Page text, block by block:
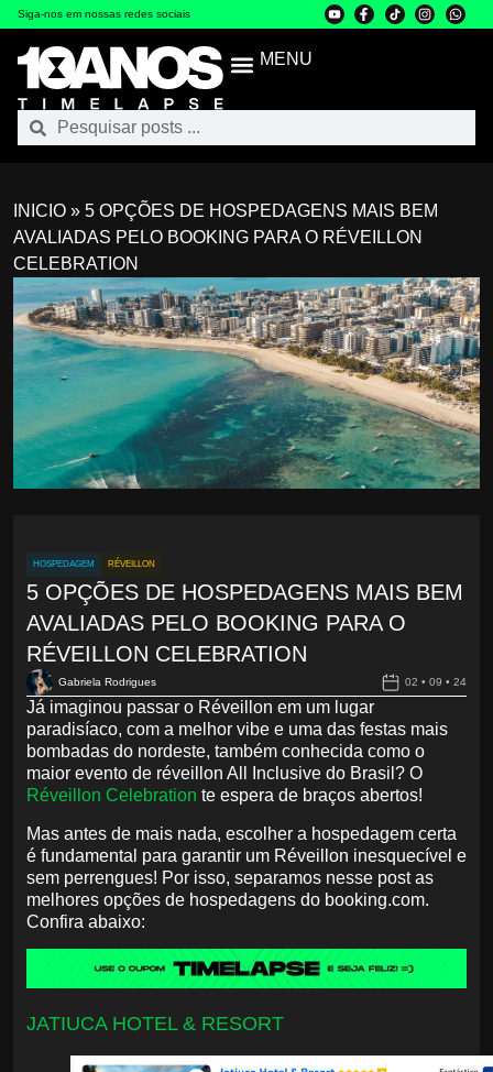
Siga-nos em nossas redes sociais
MENU
INICIO » 5 OPÇÕES DE HOSPEDAGENS MAIS BEM
AVALIADAS PELO BOOKING PARA O RÉVEILLON
CELEBRATION
HOSPEDAGEM RÉVEILLON
5 OPÇÕES DE HOSPEDAGENS MAIS BEM
AVALIADAS PELO BOOKING PARA O
RÉVEILLON CELEBRATION
Gabriela Rodrigues 02 • 09 • 24
Já imaginou passar o Réveillon em um lugar
paradisíaco, com a melhor vibe e uma das festas mais
bombadas do nordeste, também conhecida como o
maior evento de réveillon All Inclusive do Brasil? O
Réveillon Celebration te espera de braços abertos!
Mas antes de mais nada, escolher a hospedagem certa
é fundamental para garantir um Réveillon inesquecível e
sem perrengues! Por isso, separamos nesse post as
melhores opções de hospedagens do booking.com.
Confira abaixo:
JATIUCA HOTEL & RESORT